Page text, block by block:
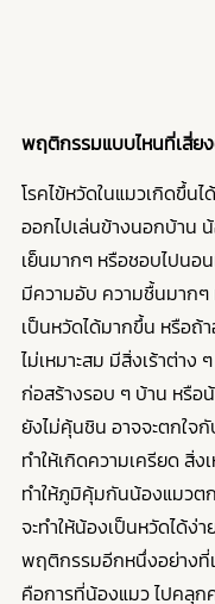
พฤติกรรมแบบไหนที่เสี่ย
โรคไข้หวัดในแมวเกิดขึ้น
ออกไปเล่นข้างนอกบ้าน
เย็นมากๆ หรือชอบไปนอ
มีความอับ ความชื้นมากๆ
เป็นหวัดได้มากขึ้น หรือถ้
ไม่เหมาะสม มีสิ่งเร้าต่าง
ก่อสร้างรอบ ๆ บ้าน หรือ
ยังไม่คุ้นชิน อาจจะตกใจ
ทำให้เกิดความเครียด สิ่ง
ทำให้ภูมิคุ้มกันน้องแมวต
จะทำให้น้องเป็นหวัดได้ง่
พฤติกรรมอีกหนึ่งอย่างที่
คือการที่น้องแมว ไปคลุ